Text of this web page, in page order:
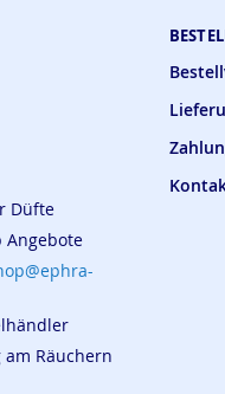
Düfte
Angebote
Räuchern